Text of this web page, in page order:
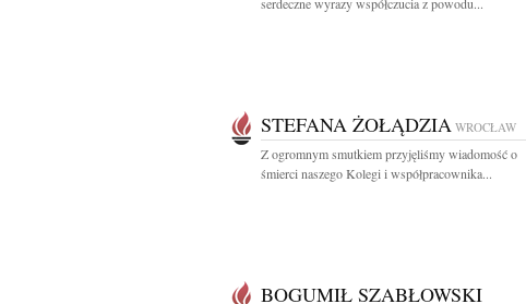
STEFANA ŻOŁĄDZIA WROCŁAW
Z ogromnym smutkiem przyjęliśmy wiadomość o
śmierci naszego Kolegi i współpracownika...
BOGUMIŁ SZABŁOWSKI